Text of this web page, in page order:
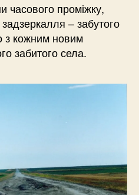
часового проміжку,
– забутого
з кожним новим
забитого села.